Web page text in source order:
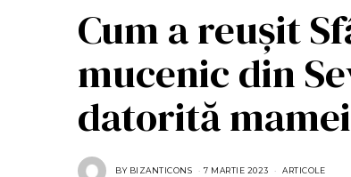
Cum a reușit
mucenic din
datorită
BY BIZANTICONS 7 MARTIE 2023 ARTICOLE